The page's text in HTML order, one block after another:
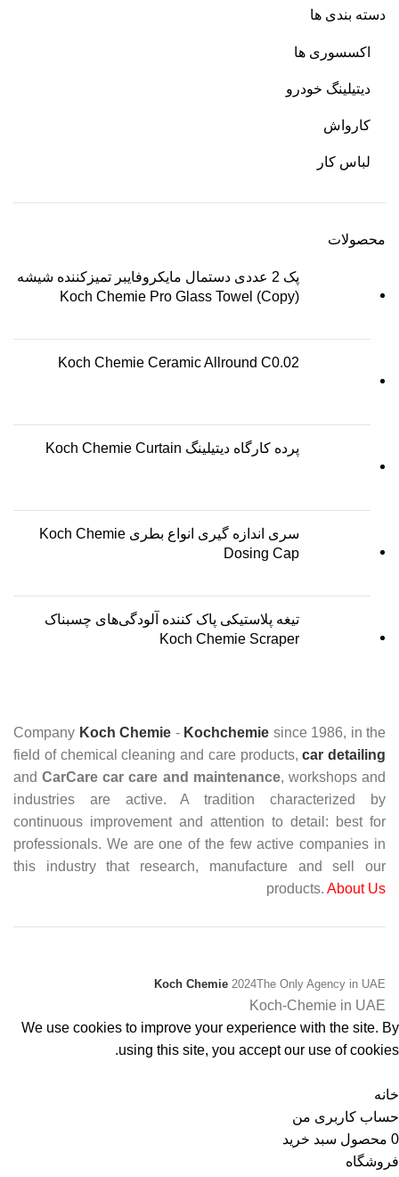
دسته بندی ها
اکسسوری ها
دیتیلینگ خودرو
کارواش
لباس کار
محصولات
پک 2 عددی دستمال مایکروفایبر تمیزکننده شیشه
Koch Chemie Pro Glass Towel (Copy)
Koch Chemie Ceramic Allround C0.02
پرده کارگاه دیتیلینگ Koch Chemie Curtain
سری اندازه گیری انواع بطری Koch Chemie
Dosing Cap
تیغه پلاستیکی پاک کننده آلودگی‌های چسبناک
Koch Chemie Scraper
Company Koch Chemie - Kochchemie since 1986, in the
field of chemical cleaning and care products,car detailing
andCarCare car care and maintenance, workshops and
industries are active. A tradition characterized by
continuous improvement and attention to detail: best for
professionals. We are one of the few active companies in
this industry that research, manufacture and sell our
products. About Us
Koch Chemie 2024The Only Agency in UAE
Koch-Chemie in UAE
We use cookies to improve your experience with the site. By
using this site, you accept our use of cookies.
خانه
حساب کاربری من
0 محصول سبد خرید
فروشگاه